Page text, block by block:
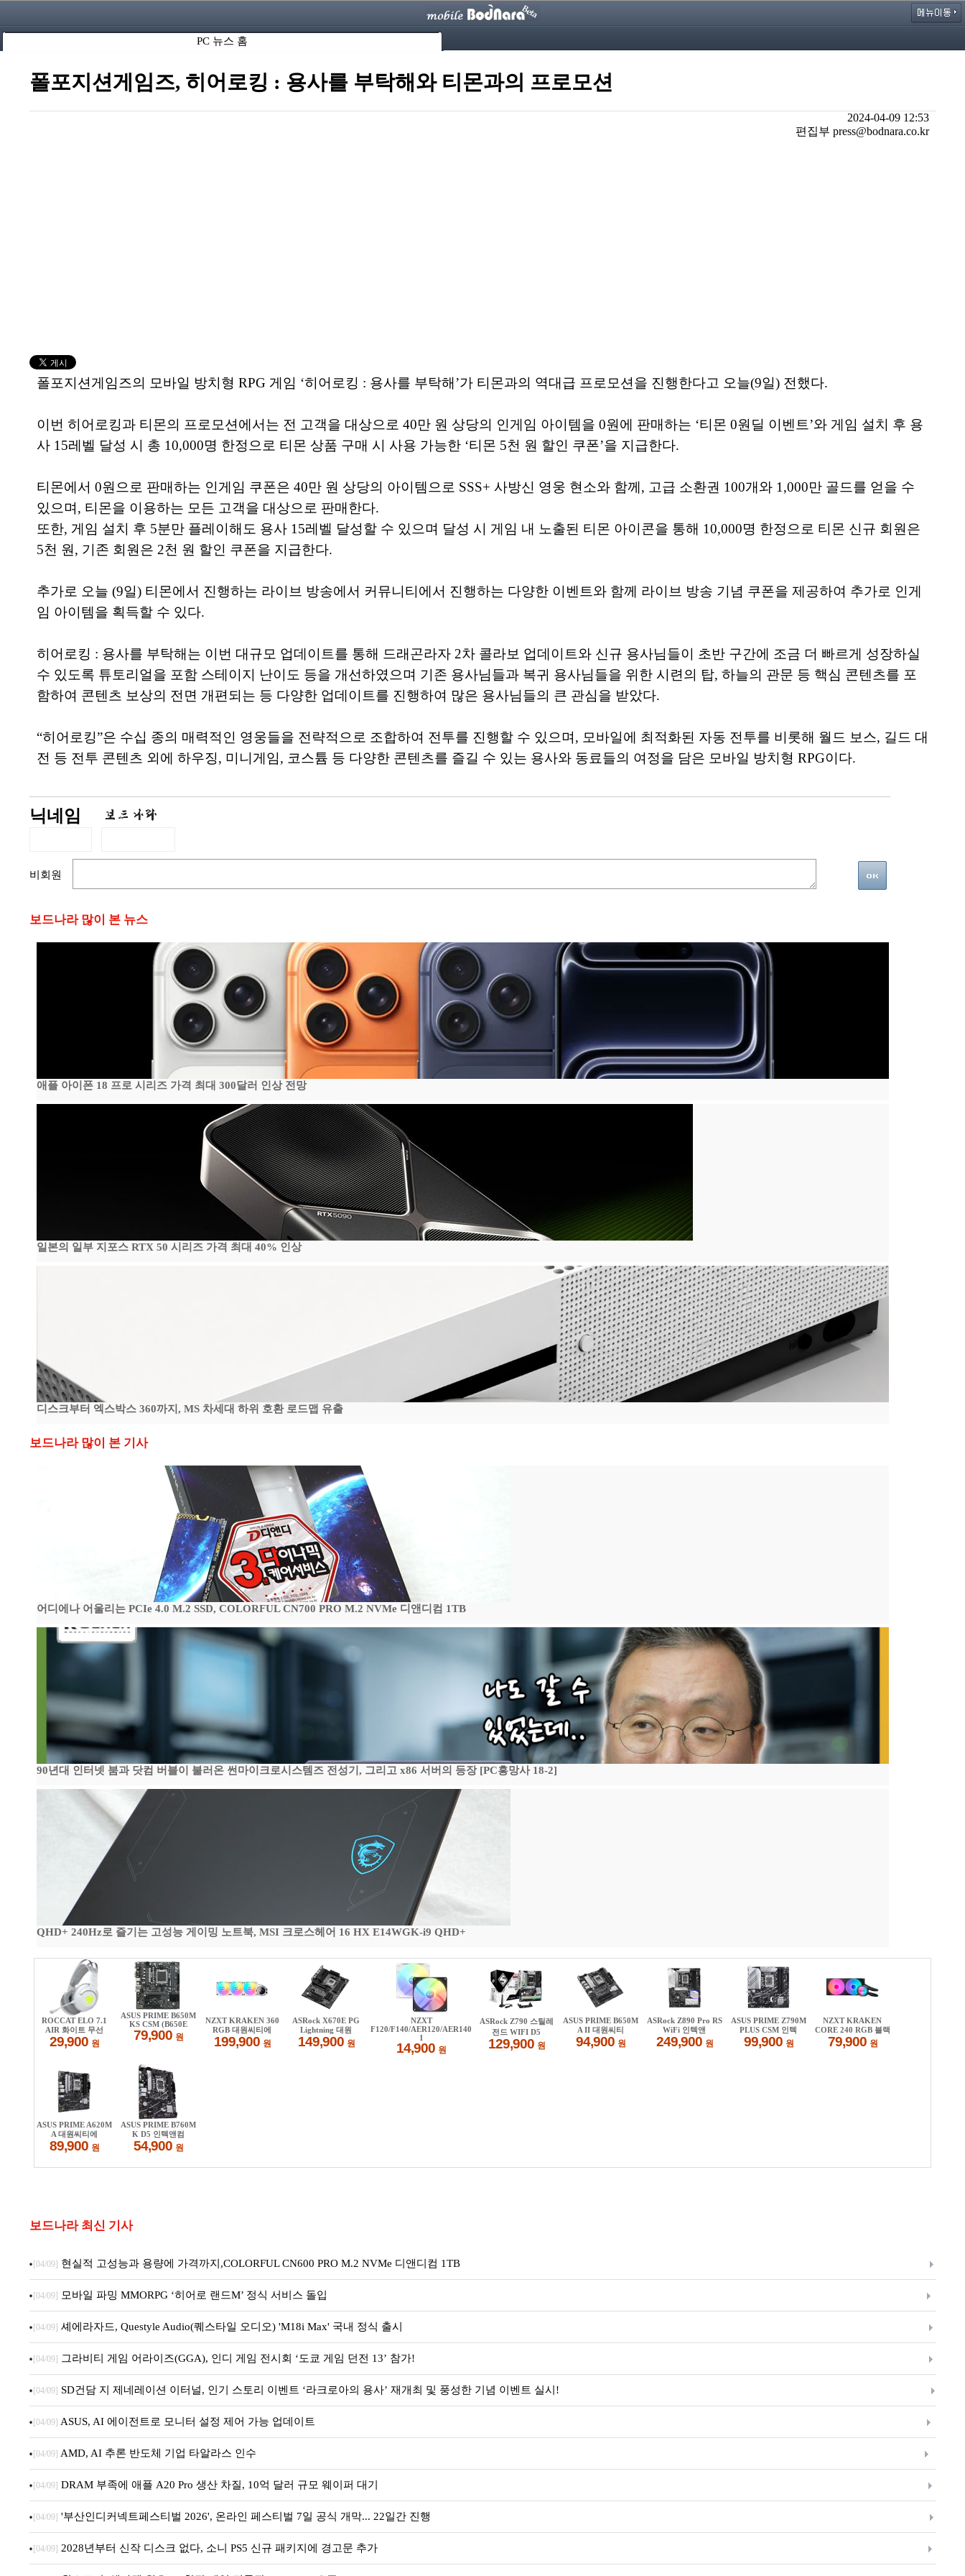
PC 뉴스 홈
폴포지션게임즈, 히어로킹 : 용사를 부탁해와 티몬과의 프로모션
2024-04-09 12:53
편집부 press@bodnara.co.kr
폴포지션게임즈의 모바일 방치형 RPG 게임 ‘히어로킹 : 용사를 부탁해’가 티몬과의 역대급 프로모션을 진행한다고 오늘(9일) 전했다.
이번 히어로킹과 티몬의 프로모션에서는 전 고객을 대상으로 40만 원 상당의 인게임 아이템을 0원에 판매하는 ‘티몬 0원딜 이벤트’와 게임 설치 후 용
사 15레벨 달성 시 총 10,000명 한정으로 티몬 상품 구매 시 사용 가능한 ‘티몬 5천 원 할인 쿠폰’을 지급한다.
티몬에서 0원으로 판매하는 인게임 쿠폰은 40만 원 상당의 아이템으로 SSS+ 사방신 영웅 현소와 함께, 고급 소환권 100개와 1,000만 골드를 얻을 수
있으며, 티몬을 이용하는 모든 고객을 대상으로 판매한다.
또한, 게임 설치 후 5분만 플레이해도 용사 15레벨 달성할 수 있으며 달성 시 게임 내 노출된 티몬 아이콘을 통해 10,000명 한정으로 티몬 신규 회원은
5천 원, 기존 회원은 2천 원 할인 쿠폰을 지급한다.
추가로 오늘 (9일) 티몬에서 진행하는 라이브 방송에서 커뮤니티에서 진행하는 다양한 이벤트와 함께 라이브 방송 기념 쿠폰을 제공하여 추가로 인게
임 아이템을 획득할 수 있다.
히어로킹 : 용사를 부탁해는 이번 대규모 업데이트를 통해 드래곤라자 2차 콜라보 업데이트와 신규 용사님들이 초반 구간에 조금 더 빠르게 성장하실
수 있도록 튜토리얼을 포함 스테이지 난이도 등을 개선하였으며 기존 용사님들과 복귀 용사님들을 위한 시련의 탑, 하늘의 관문 등 핵심 콘텐츠를 포
함하여 콘텐츠 보상의 전면 개편되는 등 다양한 업데이트를 진행하여 많은 용사님들의 큰 관심을 받았다.
“히어로킹”은 수십 종의 매력적인 영웅들을 전략적으로 조합하여 전투를 진행할 수 있으며, 모바일에 최적화된 자동 전투를 비롯해 월드 보스, 길드 대
전 등 전투 콘텐츠 외에 하우징, 미니게임, 코스튬 등 다양한 콘텐츠를 즐길 수 있는 용사와 동료들의 여정을 담은 모바일 방치형 RPG이다.
닉네임
비회원
보드나라 많이 본 뉴스
애플 아이폰 18 프로 시리즈 가격 최대 300달러 인상 전망
일본의 일부 지포스 RTX 50 시리즈 가격 최대 40% 인상
디스크부터 엑스박스 360까지, MS 차세대 하위 호환 로드맵 유출
보드나라 많이 본 기사
어디에나 어울리는 PCIe 4.0 M.2 SSD, COLORFUL CN700 PRO M.2 NVMe 디앤디컴 1TB
90년대 인터넷 붐과 닷컴 버블이 불러온 썬마이크로시스템즈 전성기, 그리고 x86 서버의 등장 [PC흥망사 18-2]
QHD+ 240Hz로 즐기는 고성능 게이밍 노트북, MSI 크로스헤어 16 HX E14WGK-i9 QHD+
보드나라 최신 기사
[04/09] 현실적 고성능과 용량에 가격까지,COLORFUL CN600 PRO M.2 NVMe 디앤디컴 1TB
[04/09] 모바일 파밍 MMORPG ‘히어로 랜드M’ 정식 서비스 돌입
[04/09] 셰에라자드, Questyle Audio(퀘스타일 오디오) 'M18i Max' 국내 정식 출시
[04/09] 그라비티 게임 어라이즈(GGA), 인디 게임 전시회 ‘도쿄 게임 던전 13’ 참가!
[04/09] SD건담 지 제네레이션 이터널, 인기 스토리 이벤트 ‘라크로아의 용사’ 재개최 및 풍성한 기념 이벤트 실시!
[04/09] ASUS, AI 에이전트로 모니터 설정 제어 가능 업데이트
[04/09] AMD, AI 추론 반도체 기업 타알라스 인수
[04/09] DRAM 부족에 애플 A20 Pro 생산 차질, 10억 달러 규모 웨이퍼 대기
[04/09] '부산인디커넥트페스티벌 2026', 온라인 페스티벌 7일 공식 개막... 22일간 진행
[04/09] 2028년부터 신작 디스크 없다, 소니 PS5 신규 패키지에 경고문 추가